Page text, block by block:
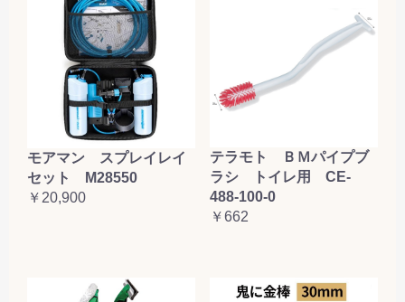
モアマン スプレイレイ
セット M28550
￥20,900
テラモト ＢＭパイプブ
ラシ トイレ用 CE-
488-100-0
￥662